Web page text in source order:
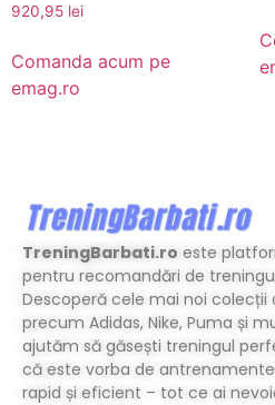
920,95 lei
Comanda acum pe
emag.ro
TreningBarbati.ro este
pentru recomandări de
Descoperă cele mai noi colecții
precum Adidas, Nike, Puma și
ajutăm să găsești treningul
că este vorba de
rapid și eficient – tot ce ai